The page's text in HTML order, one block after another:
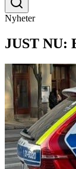
Nyheter
JUST NU: